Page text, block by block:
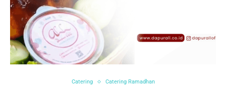
Catering Catering Ramadhan